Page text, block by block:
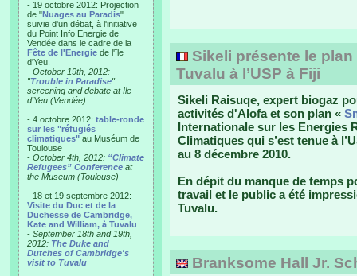
- 19 octobre 2012: Projection
de "Nuages au Paradis"
suivie d'un débat, à l'initiative
du Point Info Energie de
Vendée dans le cadre de la
Fête de l'Energie de l'île
d'Yeu.
- October 19th, 2012:
"Trouble in Paradise"
screening and debate at Ile
d'Yeu (Vendée)
- 4 octobre 2012: table-ronde
sur les "réfugiés
climatiques" au Muséum de
Toulouse
- October 4th, 2012: “Climate
Refugees” Conference at
the Museum (Toulouse)
- 18 et 19 septembre 2012:
Visite du Duc et de la
Duchesse de Cambridge,
Kate and William, à Tuvalu
- September 18th and 19th,
2012: The Duke and
Dutches of Cambridge's
visit to Tuvalu
Sikeli présente le
Tuvalu à l’USP à Fiji
Sikeli Raisuqe, expert biogaz
activités d'Alofa et son plan «
Internationale sur les Energies
Climatiques qui s’est tenue à
au 8 décembre 2010.
En dépit du manque de temps
travail et le public a été
Tuvalu.
Branksome Hall Jr.